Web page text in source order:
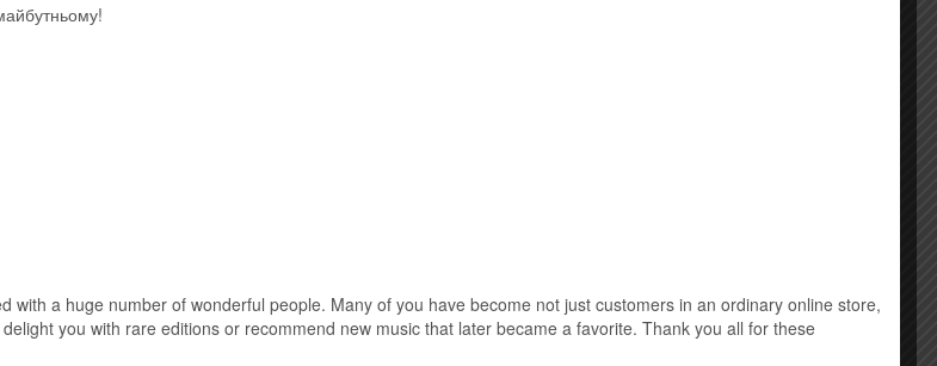
Детская музыка
a huge number of wonderful people. Many of you have become not just customers in an ordinary online store,
you with rare editions or recommend new music that later became a favorite. Thank you all for these